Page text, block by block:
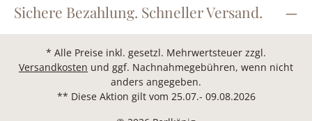
Sichere Bezahlung. Schneller Versand.
* Alle Preise inkl. gesetzl. Mehrwertsteuer zzgl.
Versandkosten und ggf. Nachnahmegebühren, wenn nicht
anders angegeben.
** Diese Aktion gilt vom 25.07.- 09.08.2026